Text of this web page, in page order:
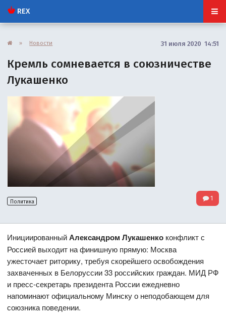
REX
» Новости 31 июля 2020 14:51
Кремль сомневается в союзничестве
Лукашенко
Политика 1
ИнициированныйАлександром Лукашенко конфликт с
Россией выходит на финишную прямую: Москва
ужесточает риторику, требуя скорейшего освобождения
захваченных в Белоруссии 33 российских граждан. МИД РФ
и пресс-секретарь президента России ежедневно
напоминают официальному Минску о неподобающем для
союзника поведении.